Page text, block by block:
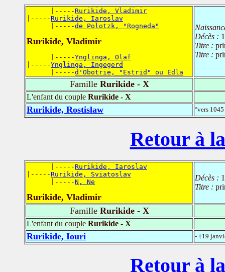
      |-----
Rurikide, Vladimir
|-----Rurikide, Iaroslav
      |-----
de Polotzk, "Rogneda"
Rurikide, Vladimir
      |-----
Ynglinga, Olaf
|-----Ynglinga, Ingegerd
      |-----
d'Obotrie, "Estrid" ou Edla
Décès :
Titre :
Titre :
FamilleRurikide - X
L'enfant du couple Rurikide - X
Rurikide, Rostislaw °vers
Retour à
      |-----
Rurikide, Iaroslav
|-----Rurikide, Sviatoslav
      |-----
N, Ne
Rurikide, Vladimir
Décès :
Titre :
FamilleRurikide - X
L'enfant du couple Rurikide - X
Rurikide, Iouri - †19
Retour à